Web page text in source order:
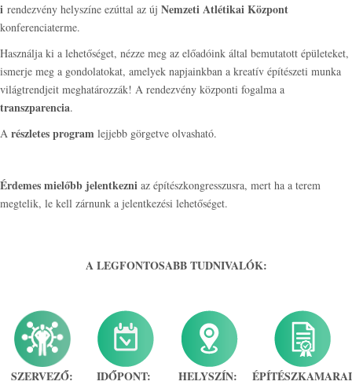
i rendezvény helyszíne ezúttal az új Nemzeti Atlétikai Központ
konferenciaterme.
Használja ki a lehetőséget, nézze meg az előadóink által bemutatott épületeket,
ismerje meg a gondolatokat, amelyek napjainkban a kreatív építészeti munka
világtrendjeit meghatározzák! A rendezvény központi fogalma a
transzparencia.
A részletes program lejjebb görgetve olvasható.
Érdemes mielőbb jelentkezni az építészkongresszusra, mert ha a terem
megtelik, le kell zárnunk a jelentkezési lehetőséget.
A LEGFONTOSABB TUDNIVALÓK:
SZERVEZŐ: IDŐPONT: HELYSZÍN:
ÉPÍTÉSZKAMARAI